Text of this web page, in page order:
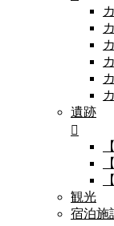
遺跡
観光
宿泊施